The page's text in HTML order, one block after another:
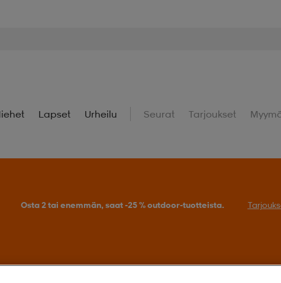
Lapset Urheilu Seurat Tarjoukset
Osta 2 tai enemmän, saat -25 % outdoor-tuotteista.